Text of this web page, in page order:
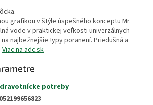
grafikou v štýle úspešného konceptu Mr.
vode v praktickej veľkosti univerzálnych
najbežnejšie typy poranení. Priedušná a
Viac na adc.sk
potreby